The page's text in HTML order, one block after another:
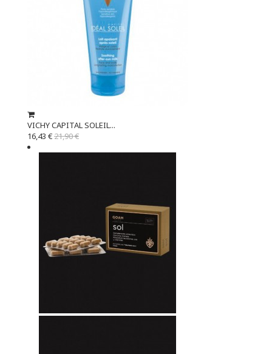
VICHY CAPITAL SOLEIL...
16,43 €21,90 €